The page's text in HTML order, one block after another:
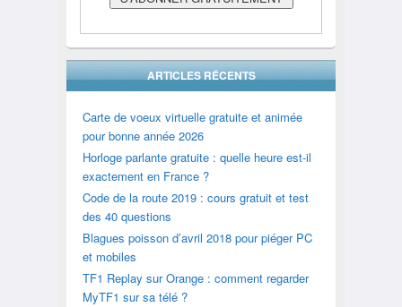
ARTICLES RÉCENTS
Carte de voeux virtuelle gratuite et animée
pour bonne année 2026
Horloge parlante gratuite : quelle heure est-il
exactement en France ?
Code de la route 2019 : cours gratuit et test
des 40 questions
Blagues poisson d’avril 2018 pour piéger PC
et mobiles
TF1 Replay sur Orange : comment regarder
MyTF1 sur sa télé ?